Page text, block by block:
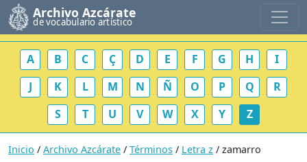
Archivo Azcárate
de vocabulario artístico
A B C Ç D E F G H
I
J
K L M N Ñ O P Q
R
S
T U V W X Y Z
Inicio / Archivo Azcárate / Términos / Letra z / zamarro